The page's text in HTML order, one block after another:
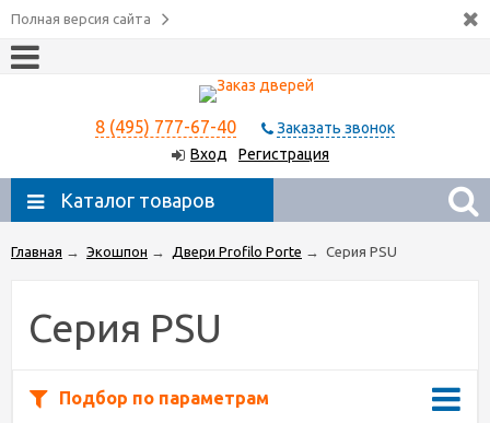
Полная версия сайта
8 (495) 777-67-40
Заказать звонок
Вход
Регистрация
Каталог товаров
Главная → Экошпон → Двери Profilo Porte → Серия PSU
Серия PSU
Подбор по параметрам